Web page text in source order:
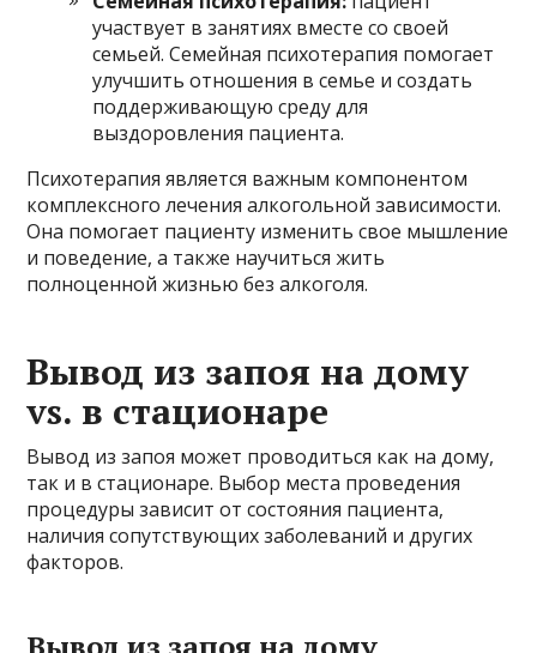
участвует в занятиях вместе со своей
семьей. Семейная психотерапия помогает
улучшить отношения в семье и создать
поддерживающую среду для
выздоровления пациента.
Психотерапия является важным компонентом
комплексного лечения алкогольной зависимости.
Она помогает пациенту изменить свое мышление
и поведение, а также научиться жить
полноценной жизнью без алкоголя.
Вывод из запоя на дому
vs. в стационаре
Вывод из запоя может проводиться как на дому,
так и в стационаре. Выбор места проведения
процедуры зависит от состояния пациента,
наличия сопутствующих заболеваний и других
факторов.